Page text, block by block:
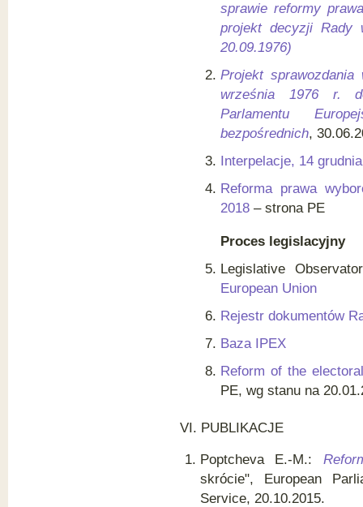
sprawie reformy
projekt decyzji Rady
20.09.1976)
Projekt
września 1976 r.
Parlamentu
bezpośrednich,
Interpelacje, 14
Reforma prawa
2018 – strona PE
Proces legislacyjny
Legislative
European Union
Rejestr dokumentów
Baza IPEX
Reform of the
PE, wg stanu na
VI. PUBLIKACJE
Poptcheva E.-M.:
skrócie", European
Service, 20.10.2015.